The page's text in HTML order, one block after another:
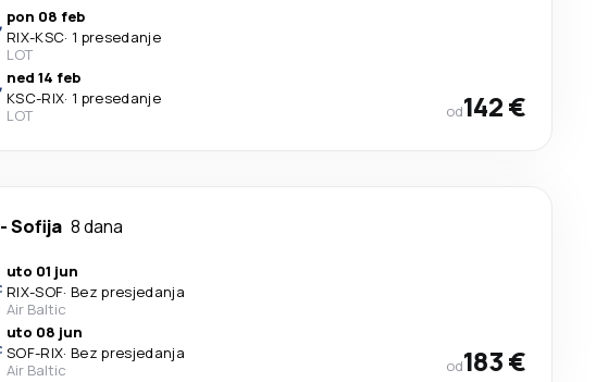
pon 08 feb
RIX-KSC· 1 presedanje
LOT
ned 14 feb
KSC-RIX· 1 presedanje
LOT
od142 €
-Sofija 8 dana
uto 01 jun
RIX-SOF· Bez presjedanja
Air Baltic
uto 08 jun
SOF-RIX· Bez presjedanja
Air Baltic
od183 €